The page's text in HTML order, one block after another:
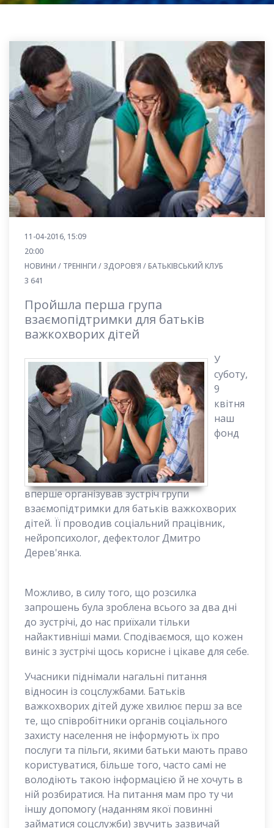
11-04-2016, 15:09
20:00
НОВИНИ / ТРЕНІНГИ / ЗДОРОВʼЯ / БАТЬКІВСЬКИЙ КЛУБ
3 641
Пройшла перша група
взаємопідтримки для батьків
важкохворих дітей
У
суботу,
9
квітня
наш
фонд
вперше організував зустріч групи
взаємопідтримки для батьків важкохворих
дітей. Її проводив соціальний працівник,
нейропсихолог, дефектолог Дмитро
Дерев'янка.
Можливо, в силу того, що розсилка
запрошень була зроблена всього за два дні
до зустрічі, до нас приїхали тільки
найактивніші мами. Сподіваємося, що кожен
виніс з зустрічі щось корисне і цікаве для себе.
Учасники піднімали нагальні питання
відносин із соцслужбами. Батьків
важкохворих дітей дуже хвилює перш за все
те, що співробітники органів соціального
захисту населення не інформують їх про
послуги та пільги, якими батьки мають право
користуватися, більше того, часто самі не
володіють такою інформацією й не хочуть в
ній розбиратися. На питання мам про ту чи
іншу допомогу (наданням якої повинні
займатися соцслужби) звучить зазвичай